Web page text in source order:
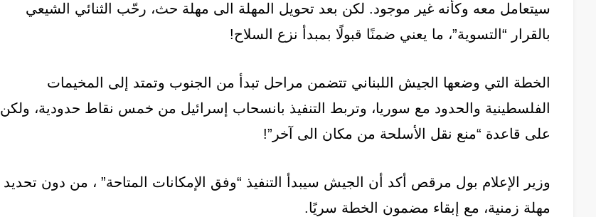
سيتعامل معه وكأنه غير موجود. لكن بعد تحويل المهلة الى مهلة حث، رحّب الثنائي الشيعي
بالقرار “التسوية”، ما يعني ضمنًا قبولًا بمبدأ نزع السلاح!
الخطة التي وضعها الجيش اللبناني تتضمن مراحل تبدأ من الجنوب وتمتد إلى المخيمات
الفلسطينية والحدود مع سوريا، وتربط التنفيذ بانسحاب إسرائيل من خمس نقاط حدودية، ولكن
على قاعدة “منع نقل الأسلحة من مكان الى آخر”!
وزير الإعلام بول مرقص أكد أن الجيش سيبدأ التنفيذ “وفق الإمكانات المتاحة” ، من دون تحديد
مهلة زمنية، مع إبقاء مضمون الخطة سريًا.